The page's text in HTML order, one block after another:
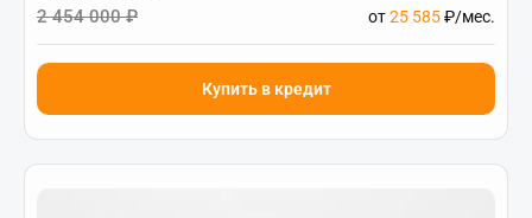
2 454 000 ₽ от25 585₽/мес.
Купить в кредит